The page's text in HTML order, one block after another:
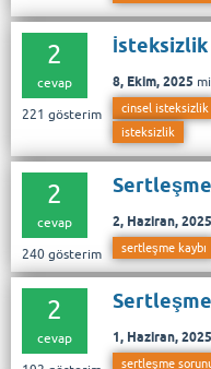
2
cevap
221 gösterim
İsteksizlik
8, Ekim, 2025
cinsel isteksizlik
isteksizlik
2
cevap
240 gösterim
2, Haziran, 2025
sertleşme kaybı
2
cevap 1, Haziran, 2025
sertleşme